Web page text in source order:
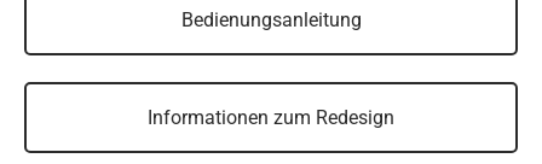
Bedienungsanleitung
Informationen zum Redesign